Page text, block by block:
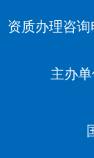
资质办理咨
主办